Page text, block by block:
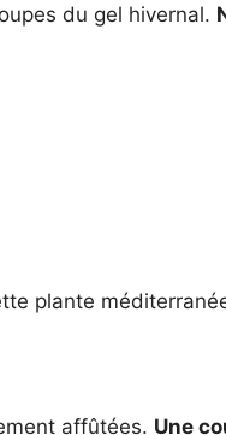
du gel hivernal.
plante
affûtées. Une